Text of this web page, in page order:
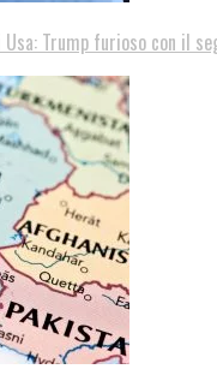
Trump furioso con il